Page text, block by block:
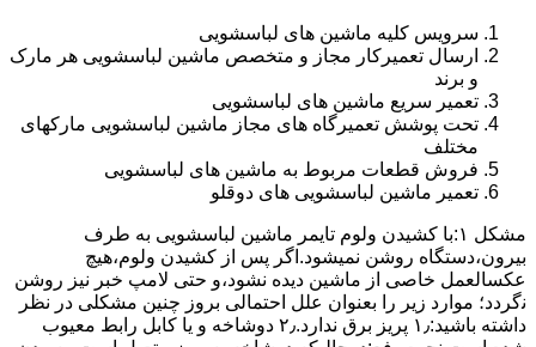
سرویس کلیه ماشین های لباسشویی
ارسال تعمیرکار مجاز و متخصص ماشین لباسشویی هر مارک
و برند
تعمیر سریع ماشین های لباسشویی
تحت پوشش تعمیرگاه های مجاز ماشین لباسشویی مارکهای
مختلف
فروش قطعات مربوط به ماشین های لباسشویی
تعمیر ماشین لباسشویی های دوقلو
مشکل ۱:ﺑﺎ ﮐﺸﯿﺪن وﻟﻮم ﺗﺎﯾﻤﺮ ماشین لباسشویی به طرف
ﺑﯿﺮون،دستگاه روﺷﻦ نمیشود.اﮔﺮ ﭘﺲ از ﮐﺸﯿﺪن وﻟﻮم،ﻫﯿﭻ
عکسالعمل ﺧﺎﺻﯽ از ﻣﺎﺷﯿﻦ دﯾﺪه نشود،و حتی ﻻﻣﭗ ﺧﺒﺮ ﻧﯿﺰ روﺷﻦ
ﻧگردد؛ موارد زیر را بعنوان ﻋﻠﻞ احتمالی بروز چنین مشکلی در نظر
داشته باشید:۱٫ ﭘﺮﯾﺰ ﺑﺮق ﻧﺪارد.۲٫ دوﺷﺎﺧﻪ و ﯾﺎ ﮐﺎﺑﻞ راﺑﻂ ﻣﻌﯿﻮب